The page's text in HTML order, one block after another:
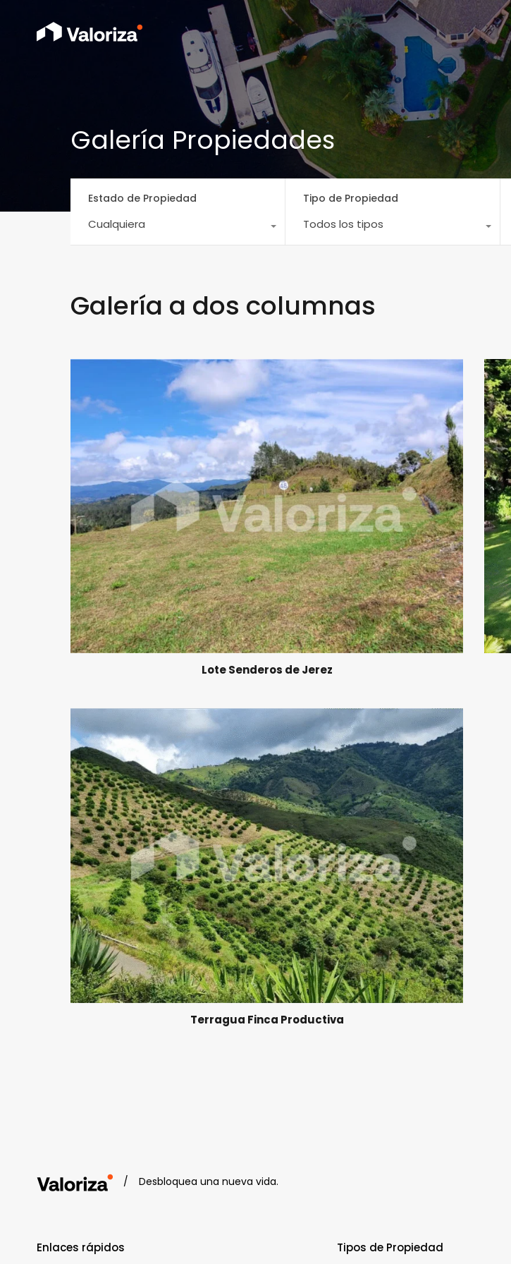
Galería Propiedades
Estado de Propiedad
Cualquiera
Tipo de Propiedad
Todos los tipos
Galería a dos columnas
Lote Senderos de Jerez
Terragua Finca Productiva
/ Desbloquea una nueva vida.
Enlaces rápidos Tipos de Propiedad